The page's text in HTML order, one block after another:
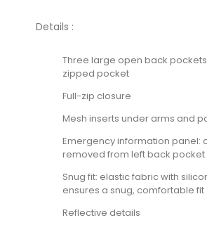
Details :
Three large open back
zipped pocket
Full-zip closure
Mesh inserts under arms and
Emergency information panel:
removed from left back pocket
Snug fit: elastic fabric with
ensures a snug, comfortable fit
Reflective details